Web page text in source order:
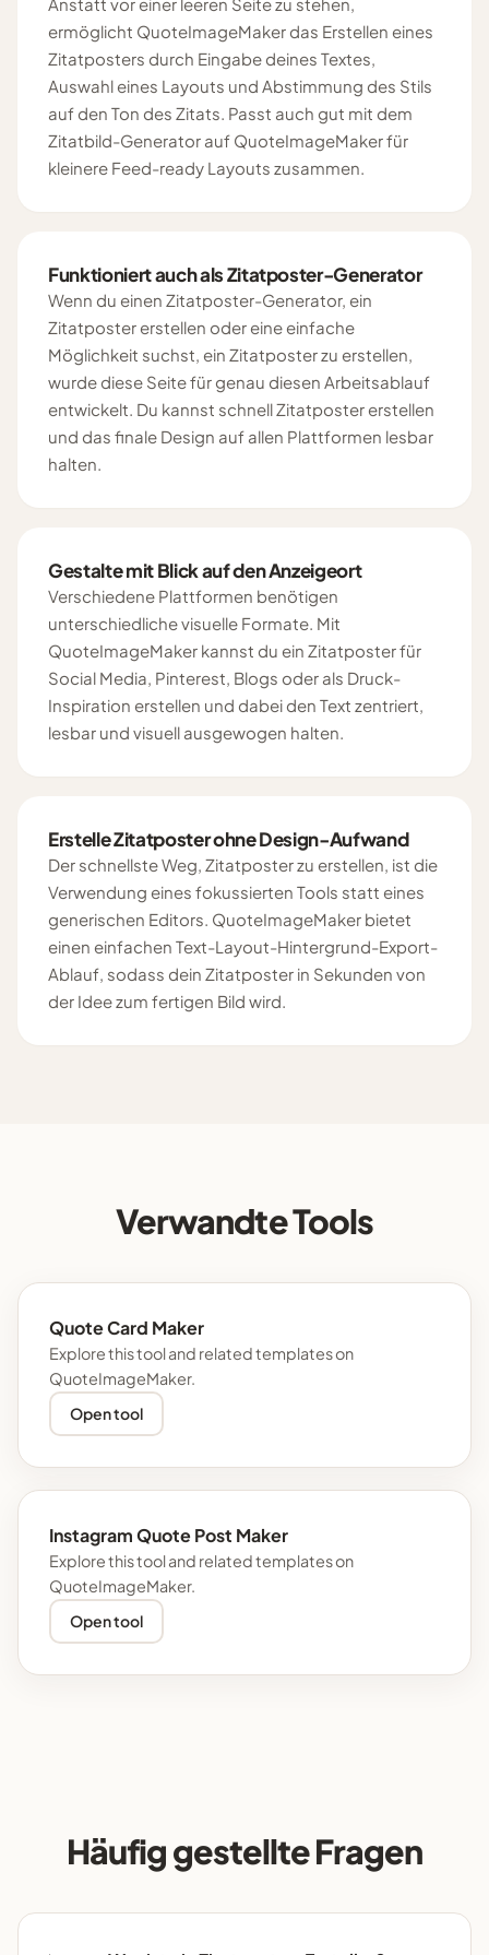
ermöglicht QuoteImageMaker das Erstellen eines
Zitatposters durch Eingabe deines Textes,
Auswahl eines Layouts und Abstimmung des Stils
auf den Ton des Zitats. Passt auch gut mit dem
Zitatbild-Generator auf QuoteImageMaker für
kleinere Feed-ready Layouts zusammen.
Funktioniert auch als Zitatposter-Generator
Wenn du einen Zitatposter-Generator, ein
Zitatposter erstellen oder eine einfache
Möglichkeit suchst, ein Zitatposter zu erstellen,
wurde diese Seite für genau diesen Arbeitsablauf
entwickelt. Du kannst schnell Zitatposter erstellen
und das finale Design auf allen Plattformen lesbar
halten.
Gestalte mit Blick auf den Anzeigeort
Verschiedene Plattformen benötigen
unterschiedliche visuelle Formate. Mit
QuoteImageMaker kannst du ein Zitatposter für
Social Media, Pinterest, Blogs oder als Druck-
Inspiration erstellen und dabei den Text zentriert,
lesbar und visuell ausgewogen halten.
Erstelle Zitatposter ohne Design-Aufwand
Der schnellste Weg, Zitatposter zu erstellen, ist die
Verwendung eines fokussierten Tools statt eines
generischen Editors. QuoteImageMaker bietet
einen einfachen Text-Layout-Hintergrund-Export-
Ablauf, sodass dein Zitatposter in Sekunden von
der Idee zum fertigen Bild wird.
Verwandte Tools
Quote Card Maker
Explore this tool and related templates on
QuoteImageMaker.
Open tool
Instagram Quote Post Maker
Explore this tool and related templates on
QuoteImageMaker.
Open tool
Häufig gestellte Fragen